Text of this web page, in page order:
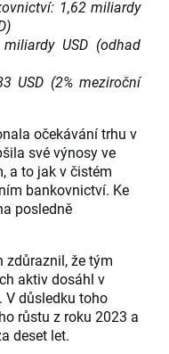
1,62 miliardy
USD (odhad
USD (2% meziroční
očekávání trhu v
své výnosy ve
a to jak v čistém
bankovnictví. Ke
posledně
zdůraznil, že tým
aktiv dosáhl v
důsledku toho
růstu z roku 2023 a
deset let.